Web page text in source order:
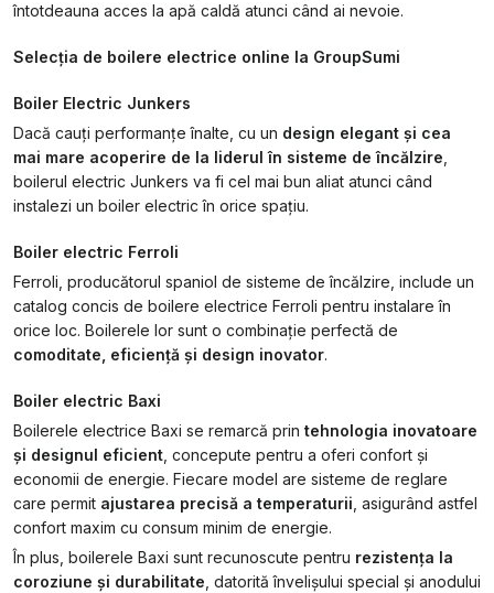
întotdeauna acces la apă caldă atunci când ai nevoie.
Selecția de boilere electrice online la GroupSumi
Boiler Electric Junkers
Dacă cauți performanțe înalte, cu un design elegant și cea
mai mare acoperire de la liderul în sisteme de încălzire
boilerul electric Junkers va fi cel mai bun aliat atunci când
instalezi un boiler electric în orice spațiu.
Boiler electric Ferroli
Ferroli, producătorul spaniol de sisteme de încălzire, include un
catalog concis de boilere electrice Ferroli pentru instalare în
orice loc. Boilerele lor sunt o combinație perfectă de
comoditate, eficiență și design inovator.
Boiler electric Baxi
Boilerele electrice Baxi se remarcă prin tehnologia inovatoare
și designul eficient , concepute pentru a oferi confort și
economii de energie. Fiecare model are sisteme de reglare
care permit ajustarea precisă a temperaturii , asigurând astfel
confort maxim cu consum minim de energie.
În plus, boilerele Baxi sunt recunoscute pentru rezistența la
coroziune și durabilitate , datorită învelișului special și anodului